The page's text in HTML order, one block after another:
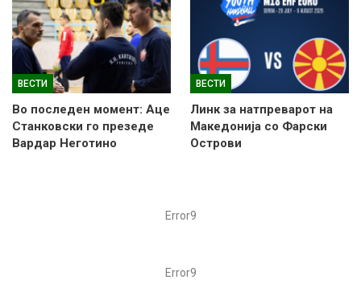
ВЕСТИ
Во последен момент: Аце
Станковски го презеде
Вардар Неготино
ВЕСТИ
Линк за натпреварот на
Македонија со Фарски
Острови
Error9
Error9